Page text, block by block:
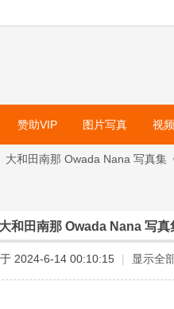
赞助VIP 图片写真 视
大和田南那 Owada Nana 写真集
大和田南那 Owada Nana 写
2024-6-14 00:10:15 | 显示全